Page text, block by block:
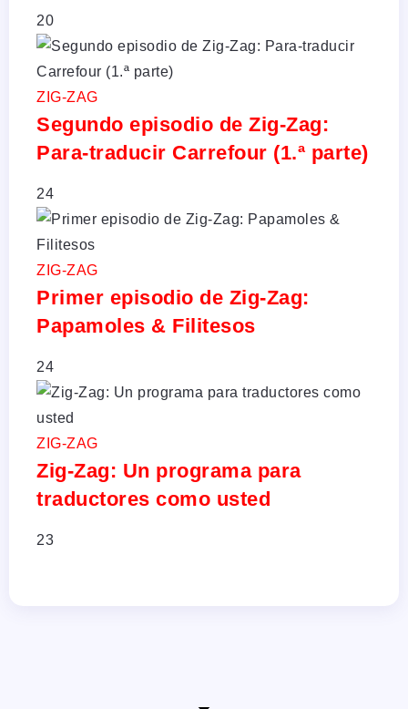
20
ZIG-ZAG
Segundo episodio de Zig-Zag:
Para-traducir Carrefour (1.ª parte)
24
ZIG-ZAG
Primer episodio de Zig-Zag:
Papamoles & Filitesos
24
ZIG-ZAG
Zig-Zag: Un programa para
traductores como usted
23